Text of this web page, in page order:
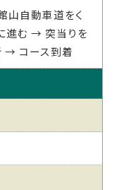
自動車道をく
進む → 突当りを
→ コース到着